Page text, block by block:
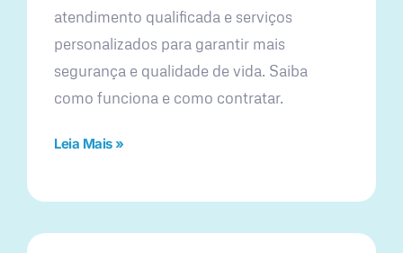
atendimento qualificada e serviços
personalizados para garantir mais
segurança e qualidade de vida. Saiba
como funciona e como contratar.
Leia Mais »